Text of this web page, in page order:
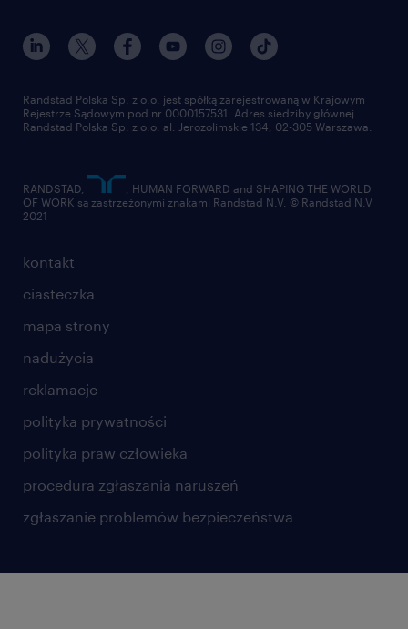
kontakt
ciasteczka
mapa strony
nadużycia
reklamacje
polityka prywatności
polityka praw człowieka
procedura zgłaszania naruszeń
zgłaszanie problemów bezpieczeństwa
Randstad Polska Sp. z o.o. jest spółką zarejestrowaną w Krajowym
Rejestrze Sądowym pod nr 0000157531. Adres siedziby głównej
Randstad Polska Sp. z o.o. al. Jerozolimskie 134, 02-305 Warszawa.
RANDSTAD,
, HUMAN FORWARD and SHAPING THE WORLD
OF WORK są zastrzeżonymi znakami Randstad N.V. © Randstad N.V
2021